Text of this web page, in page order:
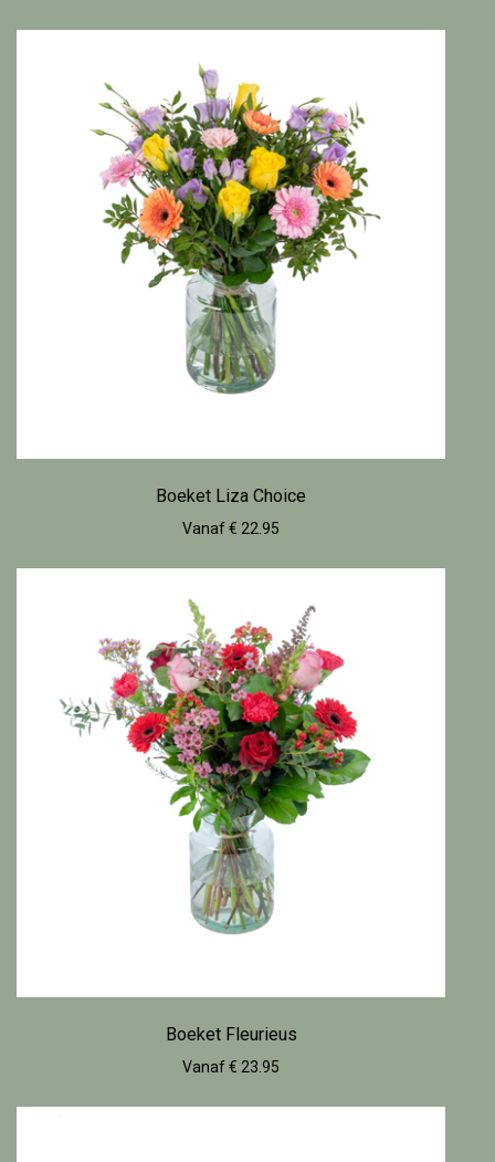
Boeket Liza Choice
Vanaf € 22.95
Boeket Fleurieus
Vanaf € 23.95